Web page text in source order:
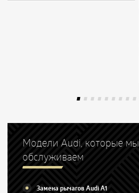
Модели Audi, которые мы
обслуживаем
Замена рычагов Audi A1